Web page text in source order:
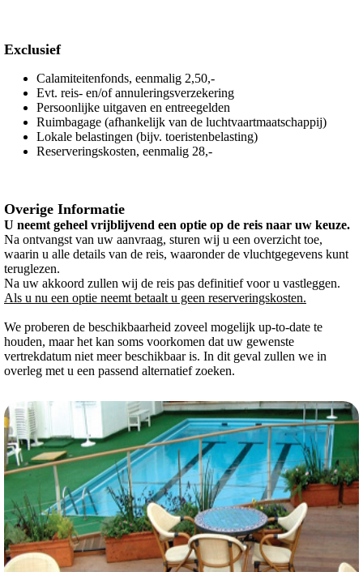
Exclusief
Calamiteitenfonds, eenmalig 2,50,-
Evt. reis- en/of annuleringsverzekering
Persoonlijke uitgaven en entreegelden
Ruimbagage (afhankelijk van de luchtvaartmaatschappij)
Lokale belastingen (bijv. toeristenbelasting)
Reserveringskosten, eenmalig 28,-
Overige Informatie
U neemt geheel vrijblijvend een optie op de reis naar uw keuze.
Na ontvangst van uw aanvraag, sturen wij u een overzicht toe,
waarin u alle details van de reis, waaronder de vluchtgegevens kunt
teruglezen.
Na uw akkoord zullen wij de reis pas definitief voor u vastleggen.
Als u nu een optie neemt betaalt u geen reserveringskosten.
We proberen de beschikbaarheid zoveel mogelijk up-to-date te
houden, maar het kan soms voorkomen dat uw gewenste
vertrekdatum niet meer beschikbaar is. In dit geval zullen we in
overleg met u een passend alternatief zoeken.